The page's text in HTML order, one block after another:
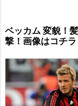
ベッカム 変貌！
撃！画像はコチラ